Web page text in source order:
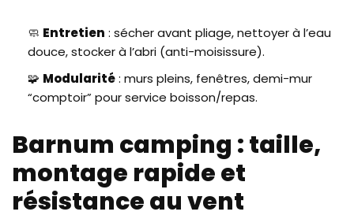
🧼 Entretien : sécher avant pliage, nettoyer à l’eau
douce, stocker à l’abri (anti-moisissure).
🧩 Modularité: murs pleins, fenêtres, demi-mur
“comptoir” pour service boisson/repas.
Barnum camping : taille,
montage rapide et
résistance au vent